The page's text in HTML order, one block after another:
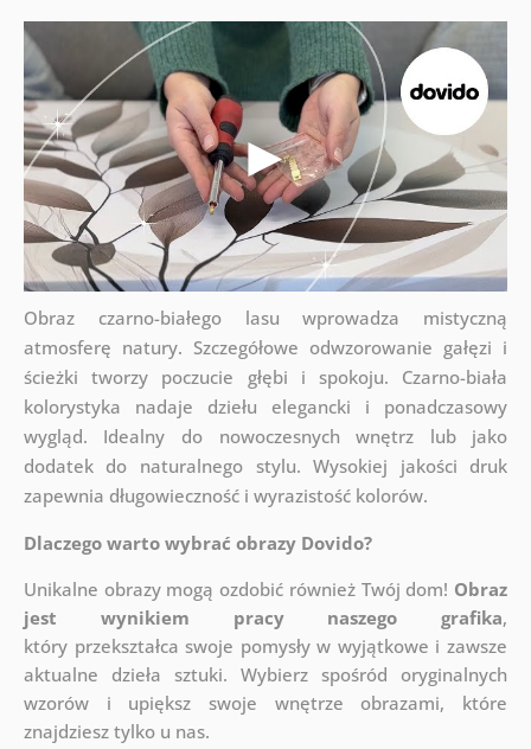
Obraz czarno-białego lasu wprowadza mistyczną
atmosferę natury. Szczegółowe odwzorowanie gałęzi i
ścieżki tworzy poczucie głębi i spokoju. Czarno-biała
kolorystyka nadaje dziełu elegancki i ponadczasowy
wygląd. Idealny do nowoczesnych wnętrz lub jako
dodatek do naturalnego stylu. Wysokiej jakości druk
zapewnia długowieczność i wyrazistość kolorów.
Dlaczego warto wybrać obrazy Dovido?
Unikalne obrazy mogą ozdobić również Twój dom! Obraz
jest wynikiem pracy naszego grafika,
który przekształca swoje pomysły w wyjątkowe i zawsze
aktualne dzieła sztuki. Wybierz spośród oryginalnych
wzorów i upiększ swoje wnętrze obrazami, które
znajdziesz tylko u nas.